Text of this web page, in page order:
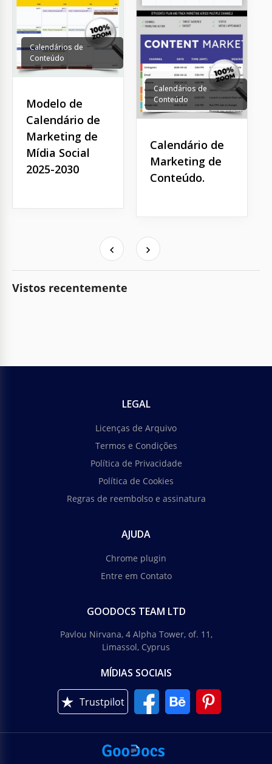
Calendários de
Conteúdo
Modelo de
Calendário de
Marketing de
Mídia Social
2025-2030
Calendários de
Conteúdo
Calendário de
Marketing de
Conteúdo.
Vistos recentemente
LEGAL
Licenças de Arquivo
Termos e Condições
Política de Privacidade
Política de Cookies
Regras de reembolso e assinatura
AJUDA
Chrome plugin
Entre em Contato
GOODOCS TEAM LTD
Pavlou Nirvana, 4 Alpha Tower, of. 11,
Limassol, Cyprus
MÍDIAS SOCIAIS
Trustpilot